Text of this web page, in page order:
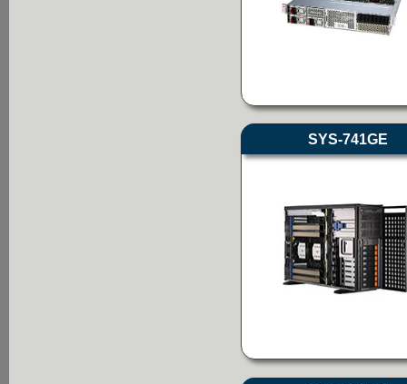
SYS-741GE